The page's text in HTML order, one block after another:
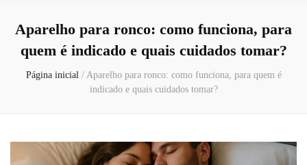
Aparelho para ronco: como funciona, para
quem é indicado e quais cuidados tomar?
Página inicial / Aparelho para ronco: como funciona, para quem é
indicado e quais cuidados tomar?